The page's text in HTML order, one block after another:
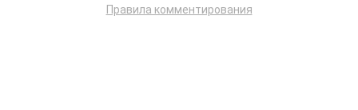
Правила комментирования